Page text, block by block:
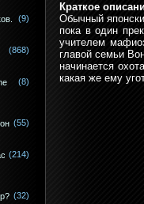
(9)
(868)
(8)
(55)
(214)
(32)
Краткое
Обычный
пока в один
учителем
главой семьи
начинается
какая же ему